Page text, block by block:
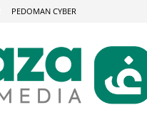
PEDOMAN CYBER